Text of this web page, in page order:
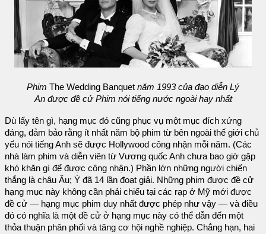
Phim The Wedding Banquet năm 1993 của đạo diễn Lý
An được đề cử Phim nói tiếng nước ngoài hay nhất
Dù lấy tên gì, hạng mục đó cũng phục vụ một mục đích xứng
đáng, đảm bảo rằng ít nhất năm bộ phim từ bên ngoài thế giới chủ
yếu nói tiếng Anh sẽ được Hollywood công nhận mỗi năm. (Các
nhà làm phim và diễn viên từ Vương quốc Anh chưa bao giờ gặp
khó khăn gì để được công nhận.) Phần lớn những người chiến
thắng là châu Âu; Ý đã 14 lần đoạt giải. Những phim được đề cử
hạng mục này không cần phải chiếu tại các rạp ở Mỹ mới được
đề cử — hạng mục phim duy nhất được phép như vậy — và điều
đó có nghĩa là một đề cử ở hạng mục này có thể dẫn đến một
thỏa thuận phân phối và tăng cơ hội nghề nghiệp. Chẳng hạn, hai